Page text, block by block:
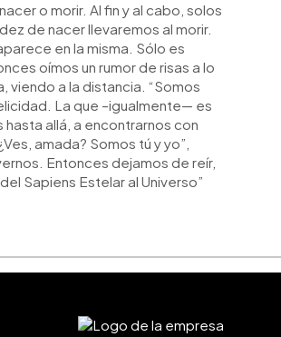
o morir. Al fin y al cabo, solos
de nacer llevaremos al morir.
en la misma. Sólo es
oímos un rumor de risas a lo
viendo a la distancia. “Somos
La que –igualmente— es
allá, a encontrarnos con
amada? Somos tú y yo”,
Entonces dejamos de reír,
Sapiens Estelar al Universo”